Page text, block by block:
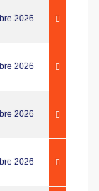
2026
2026
2026
2026